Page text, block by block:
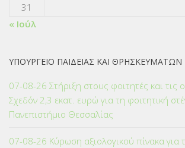
31
« Ιούλ
ΥΠΟΥΡΓΕΙΟ ΠΑΙΔΕΙΑΣ ΚΑΙ ΘΡΗΣΚΕΥΜΑΤΩΝ
07-08-26 Στήριξη στους φοιτητές και τις
Σχεδόν 2,3 εκατ. ευρώ για τη φοιτητική
Πανεπιστήμιο Θεσσαλίας
07-08-26 Κύρωση αξιολογικού πίνακα για